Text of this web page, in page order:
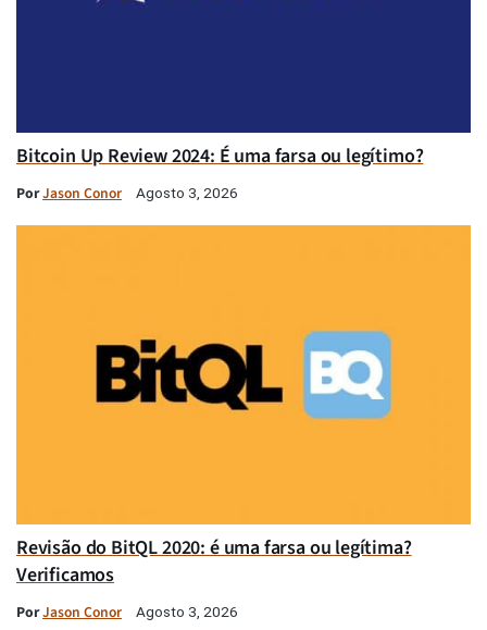
Bitcoin Up Review 2024: É uma farsa ou legítimo?
PorJason Conor Agosto 3, 2026
Revisão do BitQL 2020: é uma farsa ou legítima?
Verificamos
PorJason Conor Agosto 3, 2026